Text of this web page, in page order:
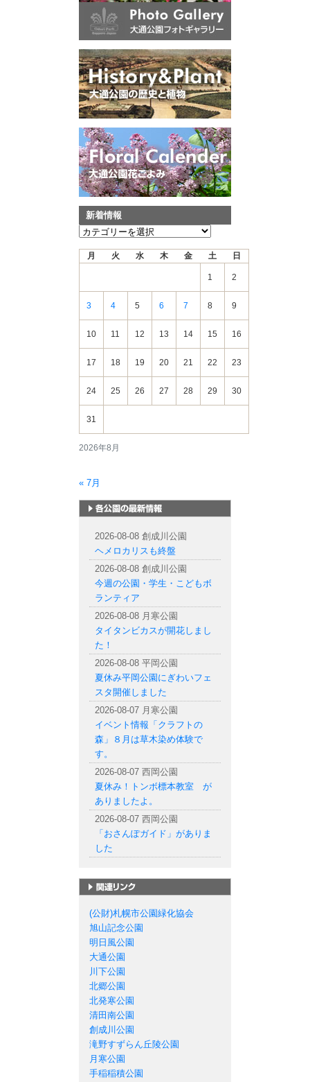
新着情報
新
2026年8月
月 火 水 木 金 土 日
1 2
3 4 5 6 7 8 9
10 11 12 13 14 15 16
17 18 19 20 21 22 23
24 25 26 27 28 29 30
31
« 7月
2026-08-08 創成川公園
ヘメロカリスも終盤
2026-08-08 創成川公園
今週の公園・学生・こどもボ
ランティア
2026-08-08 月寒公園
タイタンビカスが開花しまし
た！
2026-08-08 平岡公園
夏休み平岡公園にぎわいフェ
スタ開催しました
2026-08-07 月寒公園
イベント情報「クラフトの
森」８月は草木染め体験で
す。
2026-08-07 西岡公園
夏休み！トンボ標本教室 が
ありましたよ。
2026-08-07 西岡公園
「おさんぽガイド」がありま
した
(公財)札幌市公園緑化協会
旭山記念公園
明日風公園
大通公園
川下公園
北郷公園
北発寒公園
清田南公園
創成川公園
滝野すずらん丘陵公園
月寒公園
手稲稲積公園